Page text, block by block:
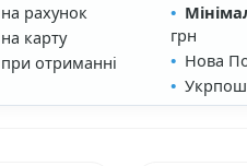
рахунок
карту
отриманні
грн
Нова